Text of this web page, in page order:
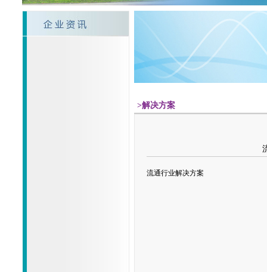
>解决方案
流通行业解决方案